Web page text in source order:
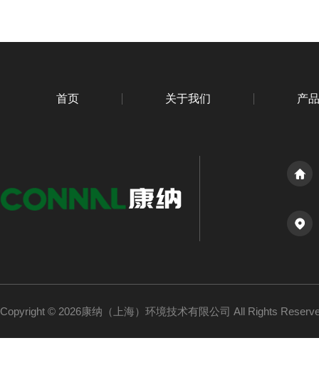
首页 关于我们 产
Copyright © 2026康纳（上海）环境技术有限公司 All Rights